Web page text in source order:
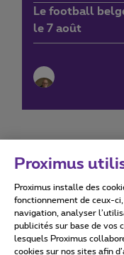
Le football
le 7 août
Conditions
Proximus
Proximus installe des
fonctionnement de ceux-
navigation, analyser
publicités sur base de vos
lesquels Proximus
cookies sur nos sites afin